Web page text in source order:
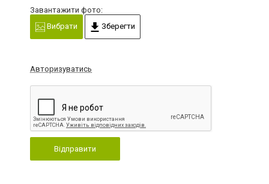
Завантажити фото:
Вибрати
Зберегти
Авторизуватись
Відправити